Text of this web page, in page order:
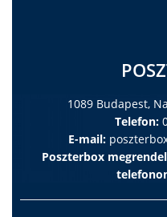
1089 Budapest,
Telefon:
E-mail:
Poszterbox